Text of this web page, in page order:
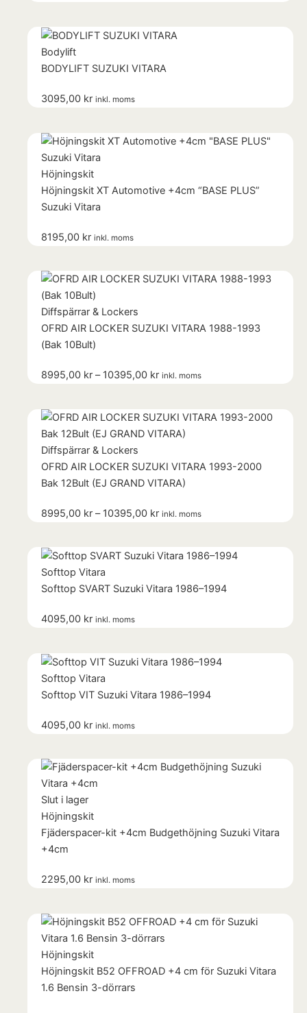
Bodylift
BODYLIFT SUZUKI VITARA
3095,00 kr inkl. moms
Höjningskit
Höjningskit XT Automotive +4cm “BASE PLUS”
Suzuki Vitara
8195,00 kr inkl. moms
Diffspärrar & Lockers
OFRD AIR LOCKER SUZUKI VITARA 1988-1993
(Bak 10Bult)
8995,00 kr – 10395,00 kr
Prisintervall:
10395,00 kr
inkl. moms
Diffspärrar & Lockers
OFRD AIR LOCKER SUZUKI VITARA 1993-2000
Bak 12Bult (EJ GRAND VITARA)
8995,00 kr – 10395,00 kr
Prisintervall:
8995,00 kr
10395,00 kr
inkl. moms
Softtop Vitara
Softtop SVART Suzuki Vitara 1986–1994
4095,00 kr inkl. moms
Softtop Vitara
Softtop VIT Suzuki Vitara 1986–1994
4095,00 kr inkl. moms
Slut i lager
Höjningskit
Fjäderspacer-kit +4cm Budgethöjning Suzuki Vitara
+4cm
2295,00 kr inkl. moms
Höjningskit
Höjningskit B52 OFFROAD +4 cm för Suzuki Vitara
1.6 Bensin 3-dörrars